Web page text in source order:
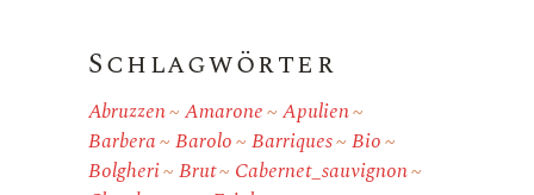
Schlagwörter
Abruzzen Amarone
Apulien
Barbera
Barolo Barriques
Bio
Bolgheri
Brut
Cabernet_sauvignon